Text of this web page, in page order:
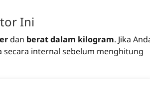
Ini
dan berat dalam kilogram. Jika
internal sebelum menghitung